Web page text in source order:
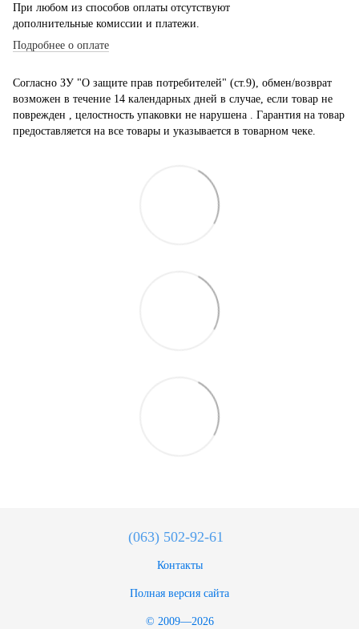
При любом из способов оплаты отсутствуют
дополнительные комиссии и платежи.
Подробнее о оплате
Согласно ЗУ "О защите прав потребителей" (ст.9), обмен/возврат
возможен в течение 14 календарных дней в случае, если товар не
поврежден , целостность упаковки не нарушена . Гарантия на товар
предоставляется на все товары и указывается в товарном чеке.
(063) 502-92-61
Контакты
Полная версия сайта
© 2009—2026